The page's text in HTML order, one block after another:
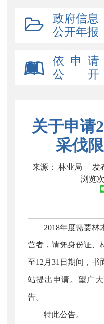
政府信息
公开年报
依 申 请
公 开
关于申请
采伐
来源： 林业局
发
浏览
2018年度需要林
营者，请凭身份证、
至12月31日期间，书
站提出申请。望广
告。
特此公告。